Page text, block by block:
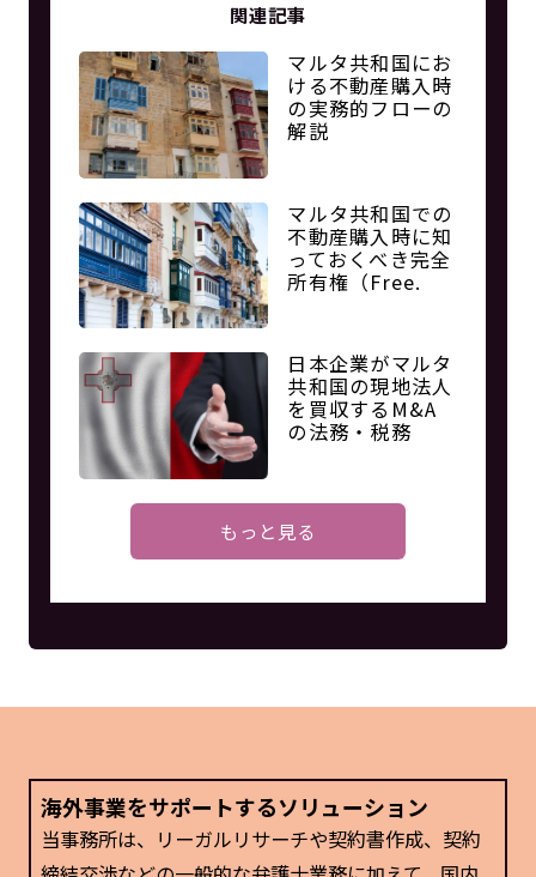
関連記事
マルタ共和国にお
ける不動産購入時
の実務的フローの
解説
マルタ共和国での
不動産購入時に知
っておくべき完全
所有権（Free.
日本企業がマルタ
共和国の現地法人
を買収するM&A
の法務・税務
もっと見る
海外事業をサポートするソリューション
当事務所は、リーガルリサーチや契約書作成、契約